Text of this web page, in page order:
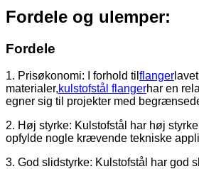
Fordele og ulemper:
Fordele
1. Prisøkonomi: I forhold til flanger
materialer,kulstofstål flangerhar en
egner sig til projekter med
2. Høj styrke: Kulstofstål har høj
opfylde nogle krævende tekniske
3. God slidstyrke: Kulstofstål har god